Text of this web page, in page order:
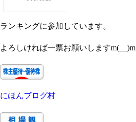
ランキングに参加しています。
よろしければ一票お願いしますm(__)m
にほんブログ村